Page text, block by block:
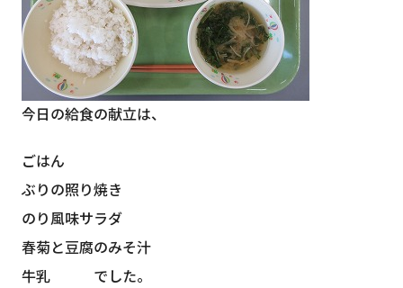
今日の給食の献立は、
ごはん
ぶりの照り焼き
のり風味サラダ
春菊と豆腐のみそ汁
牛乳 でした。